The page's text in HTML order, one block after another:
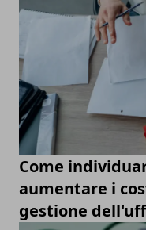
Come
aumentare i
gestione